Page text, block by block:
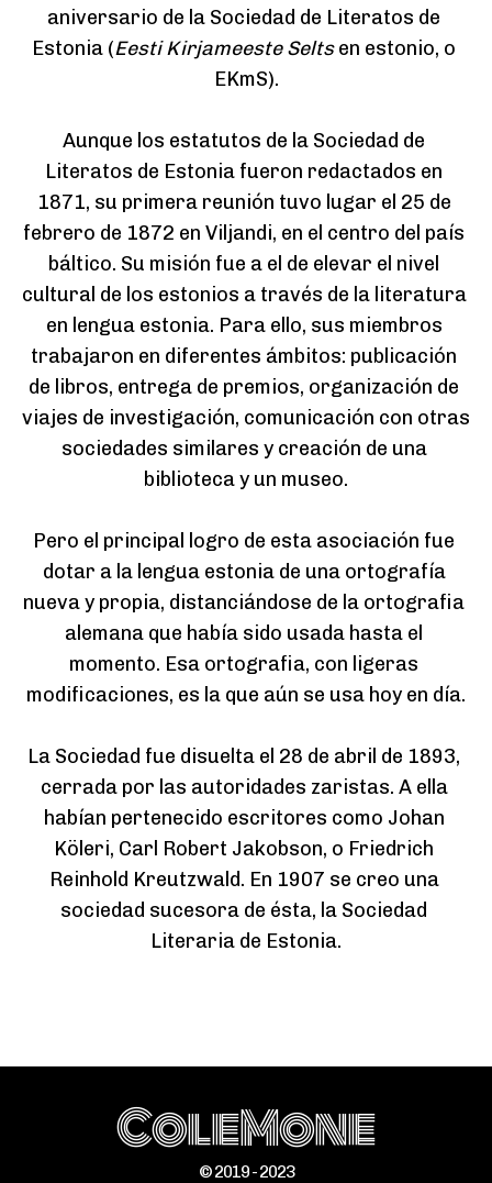
aniversario de la Sociedad de Literatos de
Estonia (Eesti Kirjameeste Selts en estonio, o
EKmS).
Aunque los estatutos de la Sociedad de
Literatos de Estonia fueron redactados en
1871, su primera reunión tuvo lugar el 25 de
febrero de 1872 en Viljandi, en el centro del país
báltico. Su misión fue a el de elevar el nivel
cultural de los estonios a través de la literatura
en lengua estonia. Para ello, sus miembros
trabajaron en diferentes ámbitos: publicación
de libros, entrega de premios, organización de
viajes de investigación, comunicación con otras
sociedades similares y creación de una
biblioteca y un museo.
Pero el principal logro de esta asociación fue
dotar a la lengua estonia de una ortografía
nueva y propia, distanciándose de la ortografia
alemana que había sido usada hasta el
momento. Esa ortografia, con ligeras
modificaciones, es la que aún se usa hoy en día.
La Sociedad fue disuelta el 28 de abril de 1893,
cerrada por las autoridades zaristas. A ella
habían pertenecido escritores como Johan
Köleri, Carl Robert Jakobson, o Friedrich
Reinhold Kreutzwald. En 1907 se creo una
sociedad sucesora de ésta, la Sociedad
Literaria de Estonia.
ColeMone
© 2019 - 2023